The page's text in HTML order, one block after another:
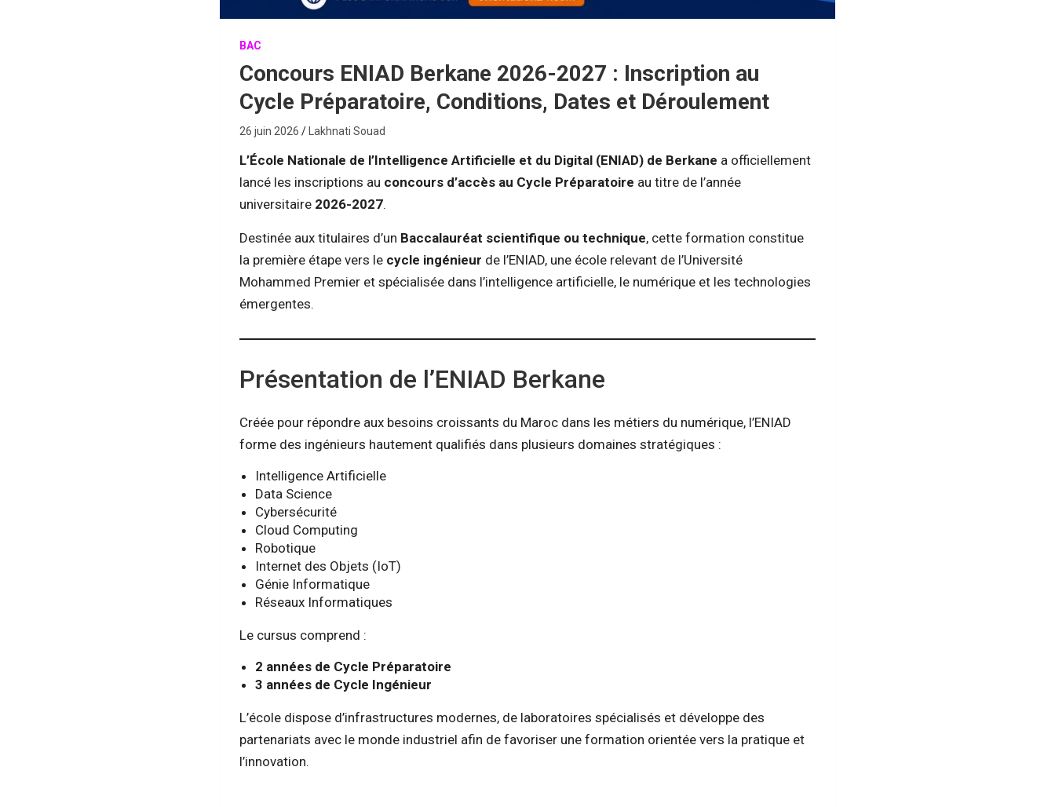
BAC
Concours ENIAD Berkane 2026-2027 : Inscription au
Cycle Préparatoire, Conditions, Dates et Déroulement
26 juin 2026 Lakhnati Souad
L’École Nationale de l’Intelligence Artificielle et du Digital (ENIAD) de Berkane a officiellement
lancé les inscriptions au concours d’accès au Cycle Préparatoire au titre de l’année
universitaire 2026-2027.
Destinée aux titulaires d’un Baccalauréat scientifique ou technique, cette formation constitue
la première étape vers le cycle ingénieur de l’ENIAD, une école relevant de l’Université
Mohammed Premier et spécialisée dans l’intelligence artificielle, le numérique et les technologies
émergentes.
Présentation de l’ENIAD Berkane
Créée pour répondre aux besoins croissants du Maroc dans les métiers du numérique, l’ENIAD
forme des ingénieurs hautement qualifiés dans plusieurs domaines stratégiques :
Intelligence Artificielle
Data Science
Cybersécurité
Cloud Computing
Robotique
Internet des Objets (IoT)
Génie Informatique
Réseaux Informatiques
Le cursus comprend :
2 années de Cycle Préparatoire
3 années de Cycle Ingénieur
L’école dispose d’infrastructures modernes, de laboratoires spécialisés et développe des
partenariats avec le monde industriel afin de favoriser une formation orientée vers la pratique et
l’innovation.